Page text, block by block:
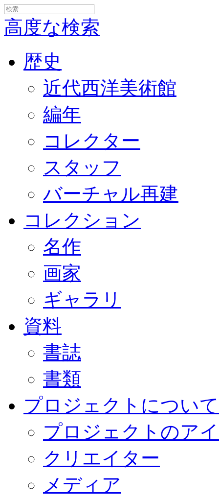
高度な検索
歴史
近代西洋美術館
編年
コレクター
スタッフ
バーチャル再建
コレクション
名作
画家
ギャラリ
資料
書誌
書類
プロジェクトについて
プロジェクトのア
クリエイター
メディア